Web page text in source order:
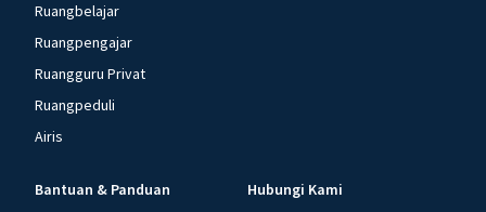
Ruangbelajar
Ruangpengajar
Ruangguru Privat
Ruangpeduli
Airis
Bantuan & Panduan Hubungi Kami